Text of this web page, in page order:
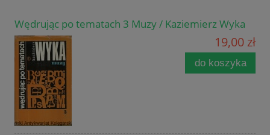
Wędrując po tematach 3 Muzy / Kaziemierz Wyka
19,00 zł
do koszyka